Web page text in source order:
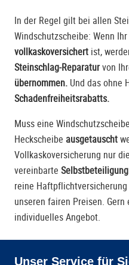
In der Regel gilt bei allen
Windschutzscheibe: Wenn
vollkaskoversichert ist,
Steinschlag-Reparaturvon
übernommen. Und das ohne
Schadenfreiheitsrabatts.
Muss eine
Heckscheibe ausgetauscht
Vollkaskoversicherung nur
vereinbarte
reine
unseren fairen Preisen.
individuelles Angebot.
Unser Service für